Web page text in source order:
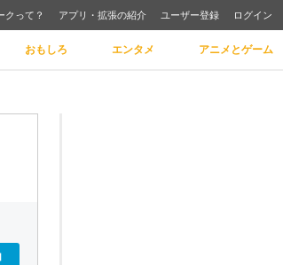
クって？ アプリ・拡張の紹介 ユーザー登録 ログイン
おもしろ エンタメ アニメとゲーム